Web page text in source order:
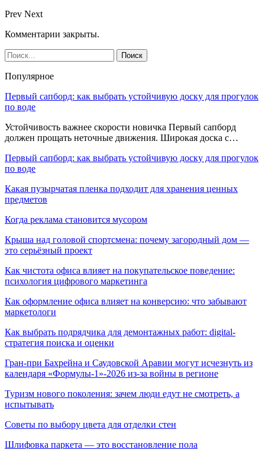
Prev Next
Комментарии закрыты.
Популярное
Первый сапборд: как выбрать устойчивую доску для прогулок
по воде
Устойчивость важнее скорости новичка Первый сапборд
должен прощать неточные движения. Широкая доска с…
Первый сапборд: как выбрать устойчивую доску для прогулок
по воде
Какая пузырчатая пленка подходит для хранения ценных
предметов
Когда реклама становится мусором
Крыша над головой спортсмена: почему загородный дом —
это серьёзный проект
Как чистота офиса влияет на покупательское поведение:
психология цифрового маркетинга
Как оформление офиса влияет на конверсию: что забывают
маркетологи
Как выбрать подрядчика для демонтажных работ: digital-
стратегия поиска и оценки
Гран-при Бахрейна и Саудовской Аравии могут исчезнуть из
календаря «Формулы-1»-2026 из-за войны в регионе
Туризм нового поколения: зачем люди едут не смотреть, а
испытывать
Советы по выбору цвета для отделки стен
Шлифовка паркета — это восстановление пола